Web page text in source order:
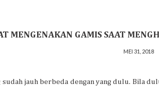
MENGENAKAN GAMIS SAAT
MEI 31, 2018
sudah jauh berbeda dengan yang dulu. Bila